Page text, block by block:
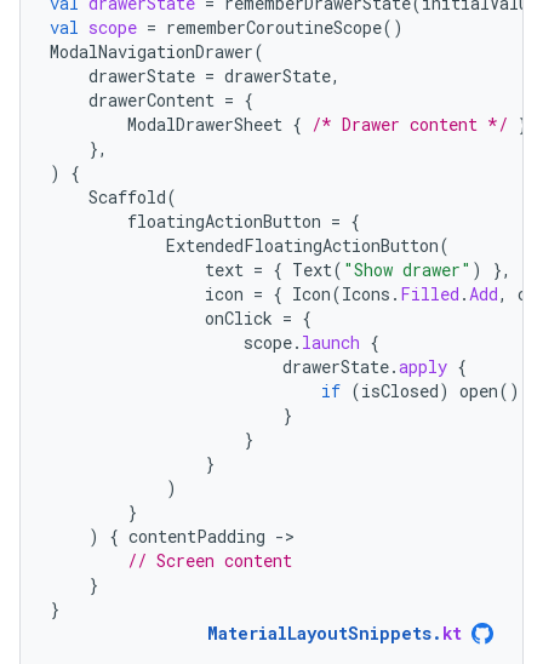
val scope = rememberCoroutineScope()
ModalNavigationDrawer(
drawerState = drawerState,
drawerContent = {
ModalDrawerSheet { /* Drawer content */ }
},
)
{
Scaffold(
floatingActionButton = {
ExtendedFloatingActionButton(
text = { Text( "Show drawer" )
},
icon = { Icon(Icons . Filled .Add,
onClick = {
scope. launch {
drawerState.apply {
if (isClosed) open()
}
}
}
)
}
)
{ contentPadding -
// Screen content
}
}
MaterialLayoutSnippets. kt